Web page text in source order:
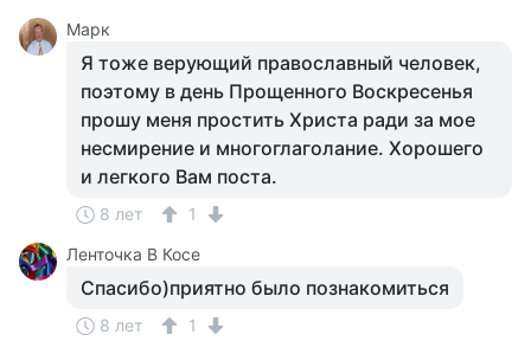
Марк
Я тоже верующий православный человек,
поэтому в день Прощенного Воскресенья
прошу меня простить Христа ради за мое
несмирение и многоглаголание. Хорошего
и легкого Вам поста.
8 лет
1
Ленточка В Косе
Спасибо)приятно было познакомиться
8 лет
1